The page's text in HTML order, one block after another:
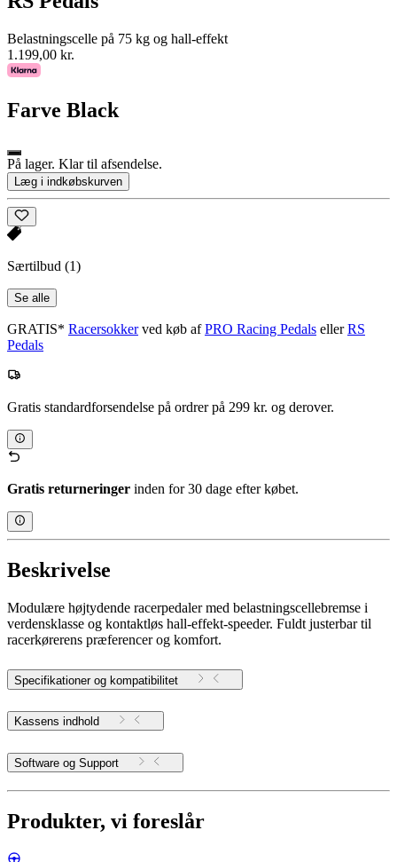
Belastningscelle på 75 kg og hall-effekt
1.199,00 kr.
Farve Black
På lager. Klar til afsendelse.
Læg i indkøbskurven
Særtilbud (1)
Se alle
GRATIS* Racersokkerved køb afPRO Racing Pedals ellerRS
Pedals
Gratis standardforsendelse på ordrer på 299 kr. og derover.
Gratis returneringer inden for 30 dage efter købet.
Beskrivelse
Modulære højtydende racerpedaler med belastningscellebremse i
verdensklasse og kontaktløs hall-effekt-speeder. Fuldt justerbar til
racerkørerens præferencer og komfort.
Specifikationer og kompatibilitet
Kassens indhold
Software og Support
Produkter, vi foreslår